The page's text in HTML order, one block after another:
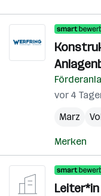
vor 4
Marz
Merken